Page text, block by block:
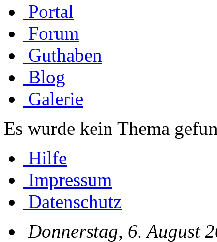
Portal
Forum
Guthaben
Blog
Galerie
Es wurde kein Thema
Hilfe
Impressum
Datenschutz
Donnerstag, 6. August